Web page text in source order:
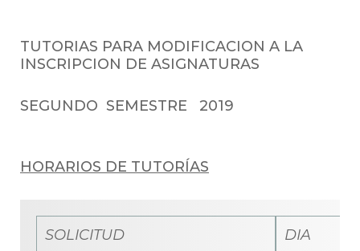
TUTORIAS PARA MODIFICACION A LA
INSCRIPCION DE ASIGNATURAS
SEGUNDO SEMESTRE 2019
HORARIOS DE TUTORÍAS
SOLICITUD DIA